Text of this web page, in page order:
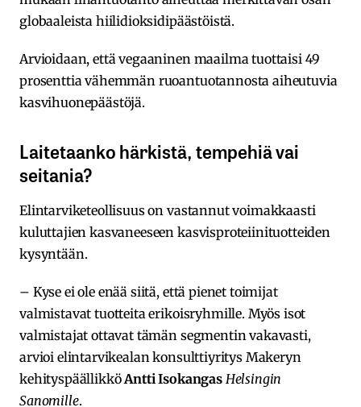
globaaleista hiilidioksidipäästöistä.
Arvioidaan, että vegaaninen maailma tuottaisi 49
prosenttia vähemmän ruoantuotannosta aiheutuvia
kasvihuonepäästöjä.
Laitetaanko härkistä, tempehiä vai
seitania?
Elintarviketeollisuus on vastannut voimakkaasti
kuluttajien kasvaneeseen kasvisproteiinituotteiden
kysyntään.
– Kyse ei ole enää siitä, että pienet toimijat
valmistavat tuotteita erikoisryhmille. Myös isot
valmistajat ottavat tämän segmentin vakavasti,
arvioi elintarvikealan konsulttiyritys Makeryn
kehityspäällikköAntti Isokangas Helsingin
Sanomille.